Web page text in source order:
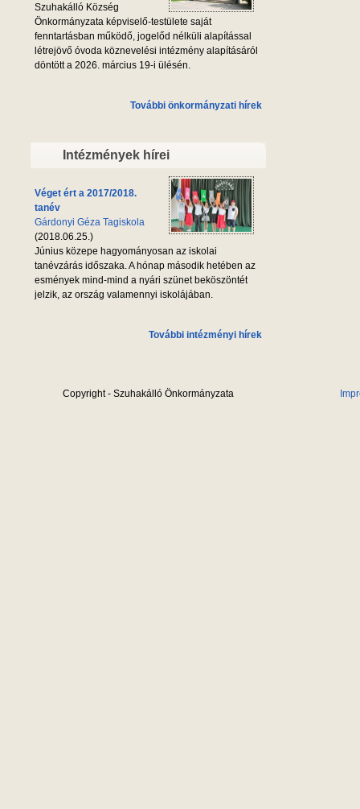
Szuhakálló Község
Önkormányzata képviselő-testülete saját
fenntartásban működő, jogelőd nélküli alapítással
létrejövő óvoda köznevelési intézmény alapításáról
döntött a 2026. március 19-i ülésén.
További önkormányzati hírek
Intézmények hírei
Véget ért a 2017/2018.
tanév
Gárdonyi Géza Tagiskola
(2018.06.25.)
Június közepe hagyományosan az iskolai
tanévzárás időszaka. A hónap második hetében az
esmények mind-mind a nyári szünet beköszöntét
jelzik, az ország valamennyi iskolájában.
További intézményi hírek
Copyright - Szuhakálló Önkormányzata